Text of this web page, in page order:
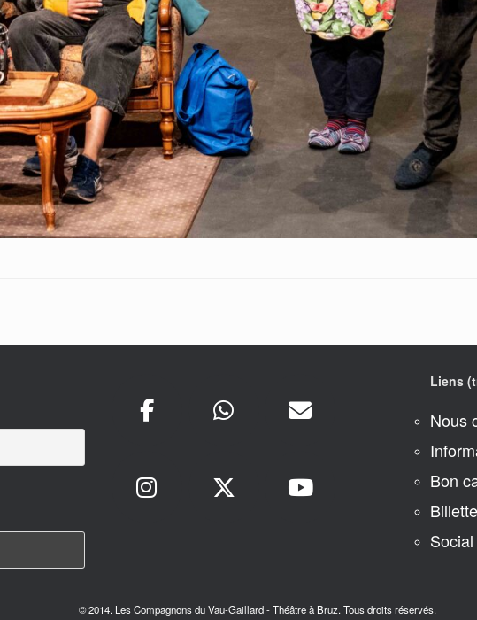
Liens
Nous
Bon
© 2014. Les Compagnons du Vau-Gaillard - Théâtre à Bruz. Tous droits réservés.